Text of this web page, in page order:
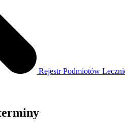
Rejestr Podmiotów